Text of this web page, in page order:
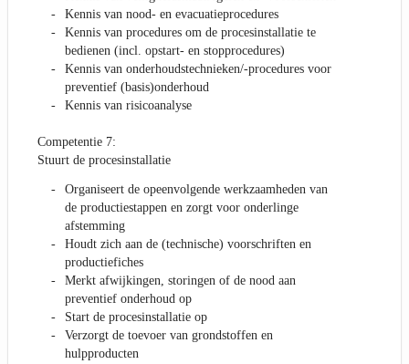
Kennis van nood- en evacuatieprocedures
Kennis van procedures om de procesinstallatie te
bedienen (incl. opstart- en stopprocedures)
Kennis van onderhoudstechnieken/-procedures voor
preventief (basis)onderhoud
Kennis van risicoanalyse
Competentie 7:
Stuurt de procesinstallatie
Organiseert de opeenvolgende werkzaamheden van
de productiestappen en zorgt voor onderlinge
afstemming
Houdt zich aan de (technische) voorschriften en
productiefiches
Merkt afwijkingen, storingen of de nood aan
preventief onderhoud op
Start de procesinstallatie op
Verzorgt de toevoer van grondstoffen en
hulpproducten